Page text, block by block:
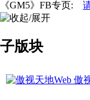
《GM5》FB专页:
子版块
傲